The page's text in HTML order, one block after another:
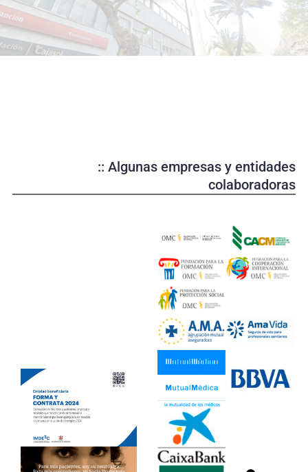
d
u
c
o
:: Algunas empresas y entidades
colaboradoras